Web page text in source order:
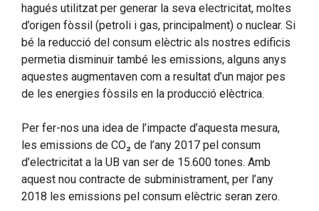
hagués utilitzat per generar la seva electricitat, moltes
d’origen fòssil (petroli i gas, principalment) o nuclear. Si
bé la reducció del consum elèctric als nostres edificis
permetia disminuir també les emissions, alguns anys
aquestes augmentaven com a resultat d’un major pes
de les energies fòssils en la producció elèctrica.
Per fer-nos una idea de l’impacte d’aquesta mesura,
les emissions de CO₂ de l’any 2017 pel consum
d’electricitat a la UB van ser de 15.600 tones. Amb
aquest nou contracte de subministrament, per l’any
2018 les emissions pel consum elèctric seran zero.